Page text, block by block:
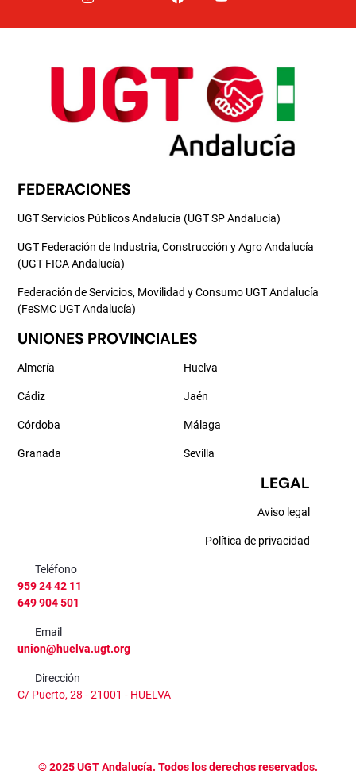
FEDERACIONES
UGT Servicios Públicos Andalucía (UGT SP Andalucía)
UGT Federación de Industria, Construcción y Agro Andalucía
(UGT FICA Andalucía)
Federación de Servicios, Movilidad y Consumo UGT Andalucía
(FeSMC UGT Andalucía)
UNIONES PROVINCIALES
Almería
Cádiz
Córdoba
Granada
Huelva
Jaén
Málaga
Sevilla
LEGAL
Aviso legal
Política de privacidad
Teléfono
959 24 42 11
649 904 501
Email
union@huelva.ugt.org
Dirección
C/ Puerto, 28 - 21001 - HUELVA
©2025UGT Andalucía. Todos los derechos reservados.